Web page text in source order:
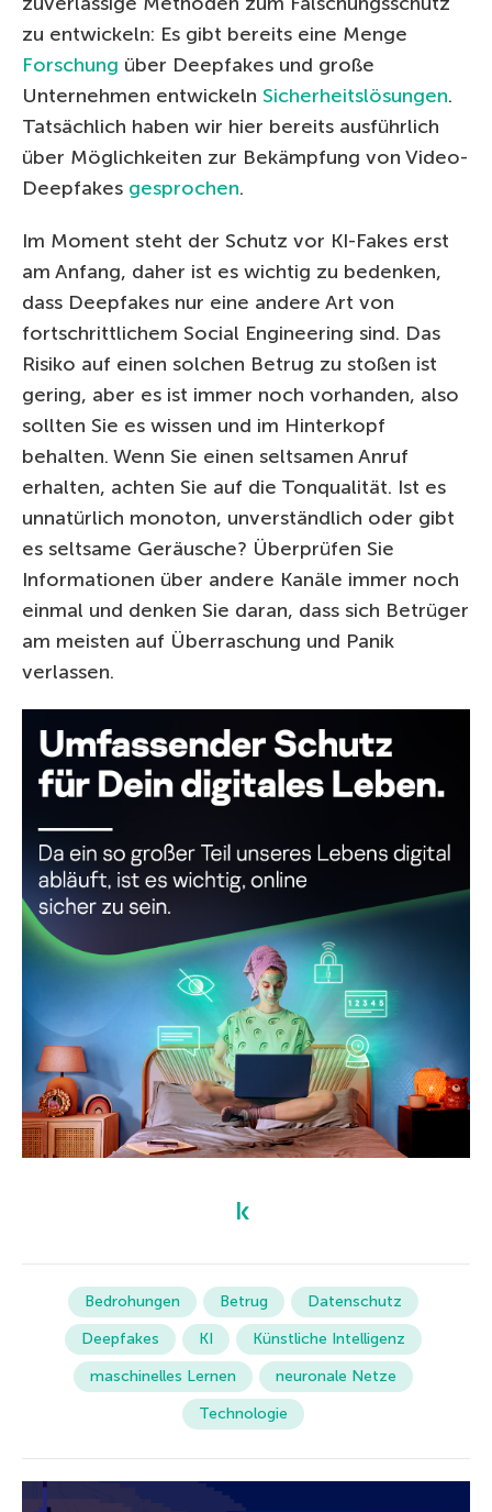
zu entwickeln: Es gibt bereits eine Menge
Forschung über Deepfakes und große
Unternehmen entwickeln Sicherheitslösungen.
Tatsächlich haben wir hier bereits ausführlich
über Möglichkeiten zur Bekämpfung von Video-
Deepfakes gesprochen.
Im Moment steht der Schutz vor KI-Fakes erst
am Anfang, daher ist es wichtig zu bedenken,
dass Deepfakes nur eine andere Art von
fortschrittlichem Social Engineering sind. Das
Risiko auf einen solchen Betrug zu stoßen ist
gering, aber es ist immer noch vorhanden, also
sollten Sie es wissen und im Hinterkopf
behalten. Wenn Sie einen seltsamen Anruf
erhalten, achten Sie auf die Tonqualität. Ist es
unnatürlich monoton, unverständlich oder gibt
es seltsame Geräusche? Überprüfen Sie
Informationen über andere Kanäle immer noch
einmal und denken Sie daran, dass sich Betrüger
am meisten auf Überraschung und Panik
verlassen.
Bedrohungen Betrug
Datenschutz
Deepfakes
KI
Künstliche Intelligenz
maschinelles Lernen
neuronale Netze
Technologie